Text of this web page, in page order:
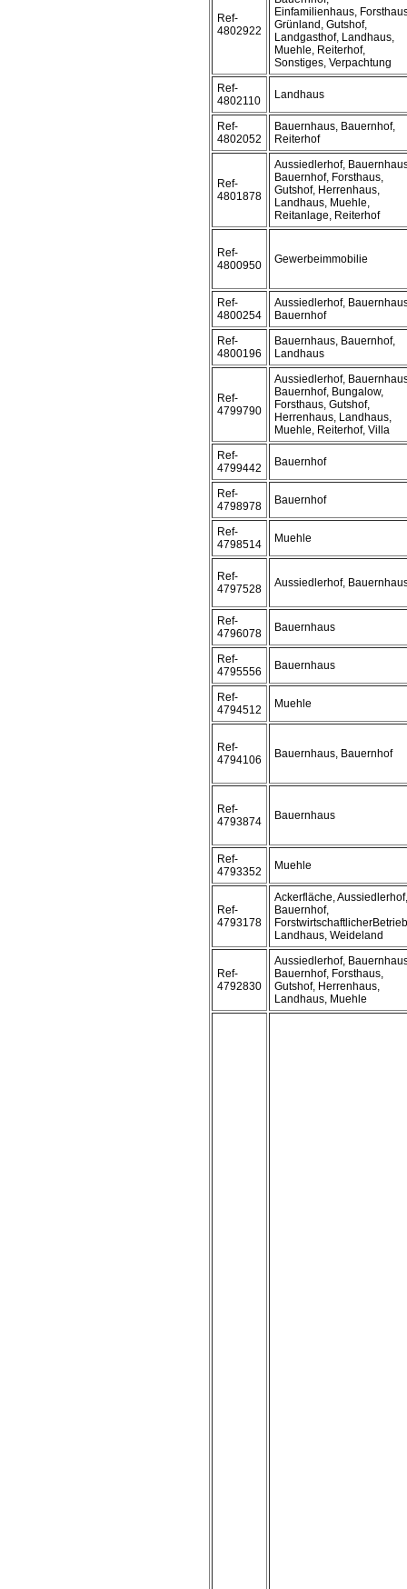
Ref-
4802922
Einfamilienhaus,
Grünland, Gutshof,
Landgasthof, Landhaus,
Muehle, Reiterhof,
Sonstiges, Verpachtung
Ref-
4802110
Landhaus
Ref-
4802052
Bauernhaus, Bauernhof,
Reiterhof
Ref-
4801878
Aussiedlerhof,
Bauernhof, Forsthaus,
Gutshof, Herrenhaus,
Landhaus, Muehle,
Reitanlage, Reiterhof
Ref-
4800950
Gewerbeimmobilie
Ref-
4800254
Aussiedlerhof,
Bauernhof
Ref-
4800196
Bauernhaus, Bauernhof,
Landhaus
Ref-
4799790
Aussiedlerhof,
Bauernhof, Bungalow,
Forsthaus, Gutshof,
Herrenhaus, Landhaus,
Muehle, Reiterhof, Villa
Ref-
4799442
Bauernhof
Ref-
4798978
Bauernhof
Ref-
4798514
Muehle
Ref-
4797528
Aussiedlerhof,
Ref-
4796078
Bauernhaus
Ref-
4795556
Bauernhaus
Ref-
4794512
Muehle
Ref-
4794106
Bauernhaus, Bauernhof
Ref-
4793874
Bauernhaus
Ref-
4793352
Muehle
Ref-
4793178
Ackerfläche, Aussiedlerhof,
Bauernhof,
Landhaus, Weideland
Ref-
4792830
Aussiedlerhof,
Bauernhof, Forsthaus,
Gutshof, Herrenhaus,
Landhaus, Muehle